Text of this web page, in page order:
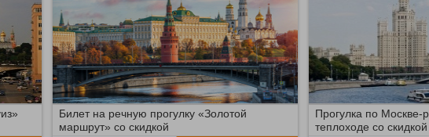
55
73
Время продаж ограничено!
ПОДРОБНЕЕ 83
Время продаж
ПОДРОБНЕЕ
Билет на речную прогулку «Золотой
маршрут» со скидкой
Прогулка по Москве-
теплоходе со скидкой